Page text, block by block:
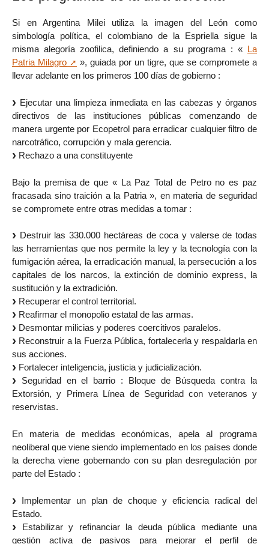
Si en Argentina Milei utiliza la imagen del León como
simbología política, el colombiano de la Espriella sigue la
misma alegoría zoofilica, definiendo a su programa : « La
Patria Milagro
», guiada por un tigre, que se compromete a
llevar adelante en los primeros 100 días de gobierno :
Ejecutar una limpieza inmediata en las cabezas y órganos
directivos de las instituciones públicas comenzando de
manera urgente por Ecopetrol para erradicar cualquier filtro de
narcotráfico, corrupción y mala gerencia.
Rechazo a una constituyente
Bajo la premisa de que « La Paz Total de Petro no es paz
fracasada sino traición a la Patria », en materia de seguridad
se compromete entre otras medidas a tomar :
Destruir las 330.000 hectáreas de coca y valerse de todas
las herramientas que nos permite la ley y la tecnología con la
fumigación aérea, la erradicación manual, la persecución a los
capitales de los narcos, la extinción de dominio express, la
sustitución y la extradición.
Recuperar el control territorial.
Reafirmar el monopolio estatal de las armas.
Desmontar milicias y poderes coercitivos paralelos.
Reconstruir a la Fuerza Pública, fortalecerla y respaldarla en
sus acciones.
Fortalecer inteligencia, justicia y judicialización.
Seguridad en el barrio : Bloque de Búsqueda contra la
Extorsión, y Primera Línea de Seguridad con veteranos y
reservistas.
En materia de medidas económicas, apela al programa
neoliberal que viene siendo implementado en los países donde
la derecha viene gobernando con su plan desregulación por
parte del Estado :
Implementar un plan de choque y eficiencia radical del
Estado.
Estabilizar y refinanciar la deuda pública mediante una
gestión activa de pasivos para mejorar el perfil de